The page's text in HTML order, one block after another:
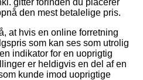
den mest betalelige pris.
at hvis en online forretning
som kan ses som utrolig
indikator for en uoprigtig
er heldigvis en del af en
kunde imod uoprigtige